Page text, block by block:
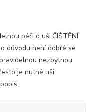
péči o uši.ČIŠTĚNÍ
důvodu není dobré se
nezbytnou
je nutné uši